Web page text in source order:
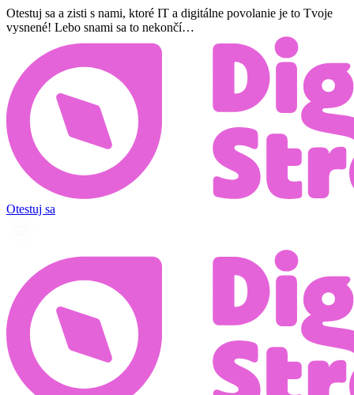
Preskočiť
na
Otestuj sa a zisti s nami, ktoré IT a digitálne povolanie je to Tvoje
vysnené! Lebo snami sa to nekončí…
Otestuj sa